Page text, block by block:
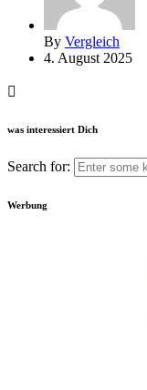
By Vergleich
4. August 2025
was interessiert Dich
Search for:
Werbung